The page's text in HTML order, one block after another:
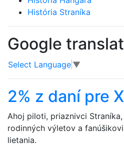
História Straníka
Google
Select Language ▼
2% z daní pre
Ahoj piloti, priaznivci
rodinných výletov a
lietania.